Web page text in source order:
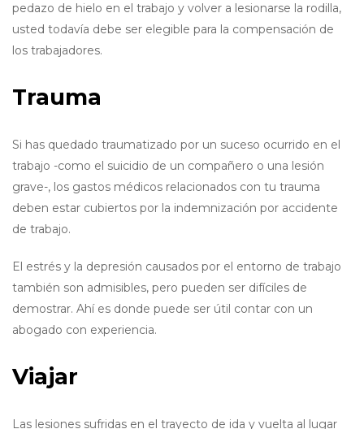
pedazo de hielo en el trabajo y volver a lesionarse la rodilla,
usted todavía debe ser elegible para la compensación de
los trabajadores.
Trauma
Si has quedado traumatizado por un suceso ocurrido en el
trabajo -como el suicidio de un compañero o una lesión
grave-, los gastos médicos relacionados con tu trauma
deben estar cubiertos por la indemnización por accidente
de trabajo.
El estrés y la depresión causados por el entorno de trabajo
también son admisibles, pero pueden ser difíciles de
demostrar. Ahí es donde puede ser útil contar con un
abogado con experiencia.
Viajar
Las lesiones sufridas en el trayecto de ida y vuelta al lugar